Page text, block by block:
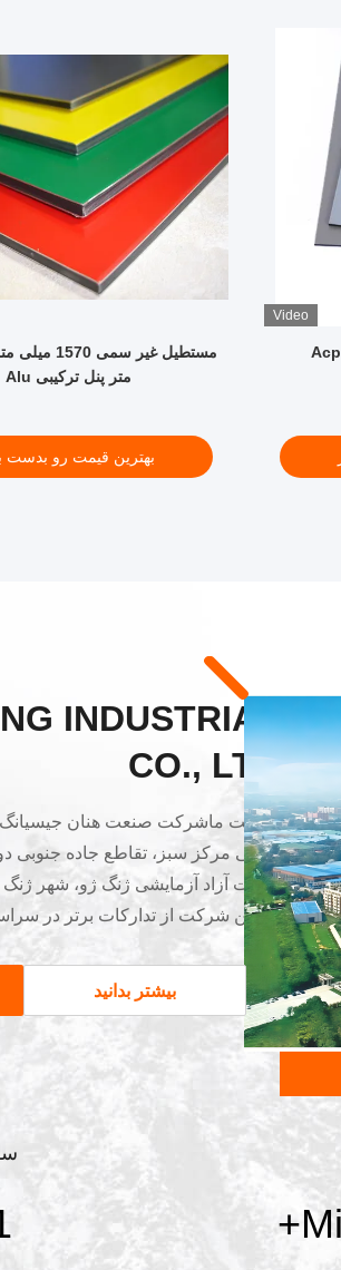
Video
متر پنل ترکیبی Alu
بهترین قیمت رو بدست
INDUSTRIAL
CO., LTD
جنوبی مرکز سبز، تقاطع جاده جنوبی
تجارت آزاد آزمایشی ژنگ ژو، شهر
چیناين شرکت از تدارکات برتر در
ساختمانی 230,751 متر
ساختمانی تزئینی چین را اداره می
صنعت مواد ساختمانی چین، ما یک
بیشتر بدانید
+